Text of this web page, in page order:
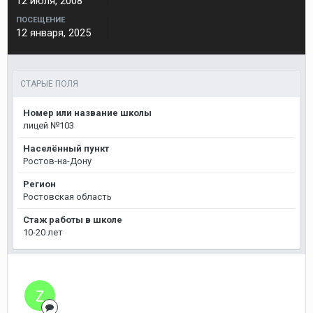
ПОСЕЩЕНИЕ
12 января, 2025
СТАРЫЕ ПОЛЯ
Номер или название школы
лицей №103
Населённый пункт
Ростов-на-Дону
Регион
Ростовская область
Стаж работы в школе
10-20 лет